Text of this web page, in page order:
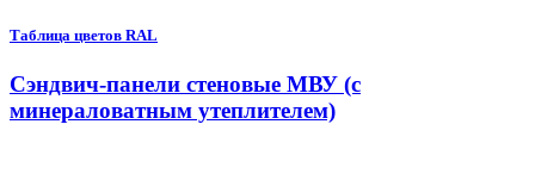
Таблица цветов RAL
Сэндвич-панели стеновые МВУ (с
минераловатным утеплителем)